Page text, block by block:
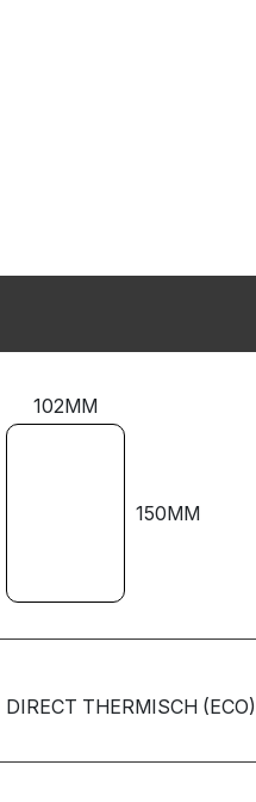
102MM
150MM
DIRECT THERMISCH (ECO)